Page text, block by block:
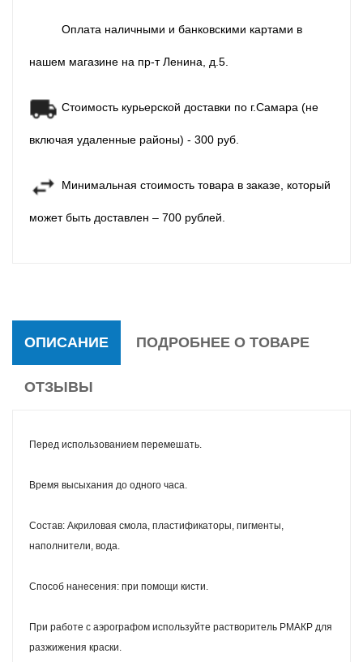
Оплата наличными и банковскими картами в
нашем магазине на пр-т Ленина, д.5.
Стоимость курьерской доставки по г.Самара (не
включая удаленные районы) - 300 руб.
Минимальная стоимость товара в заказе, который
может быть доставлен – 700 рублей.
ОПИСАНИЕ ПОДРОБНЕЕ О ТОВАРЕ
ОТЗЫВЫ
Перед использованием перемешать.
Время высыхания до одного часа.
Состав: Акриловая смола, пластификаторы, пигменты,
наполнители, вода.
Способ нанесения: при помощи кисти.
При работе с аэрографом используйте растворитель РМАКР для
разжижения краски.